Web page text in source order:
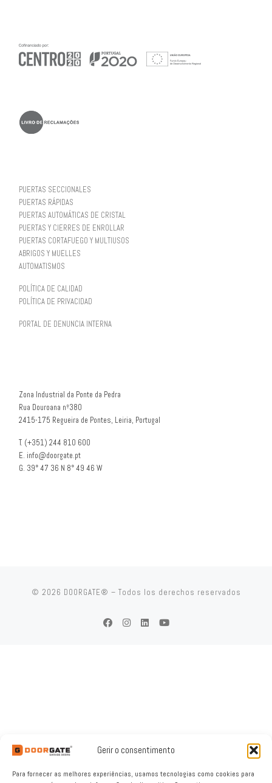
Gerir o consentimento
Para fornecer as melhores experiências, usamos tecnologias como cookies para
PUERTAS SECCIONALES
PUERTAS RÁPIDAS
PUERTAS AUTOMÁTICAS DE CRISTAL
PUERTAS Y CIERRES DE ENROLLAR
PUERTAS CORTAFUEGO Y MULTIUSOS
ABRIGOS Y MUELLES
AUTOMATISMOS
POLÍTICA DE CALIDAD
POLÍTICA DE PRIVACIDAD
PORTAL DE DENUNCIA INTERNA
Zona Industrial da Ponte da Pedra
Rua Douroana nº380
2415-175 Regueira de Pontes, Leiria, Portugal
T. (+351) 244 810 600
E. info@doorgate.pt
G. 39° 47 36 N 8° 49 46 W
© 2026 DOORGATE® – Todos los derechos reservados